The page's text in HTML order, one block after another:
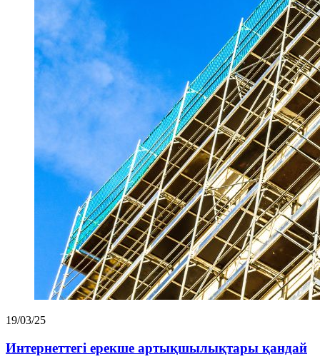
19/03/25
Интернеттегі ерекше артықшылықтары қандай